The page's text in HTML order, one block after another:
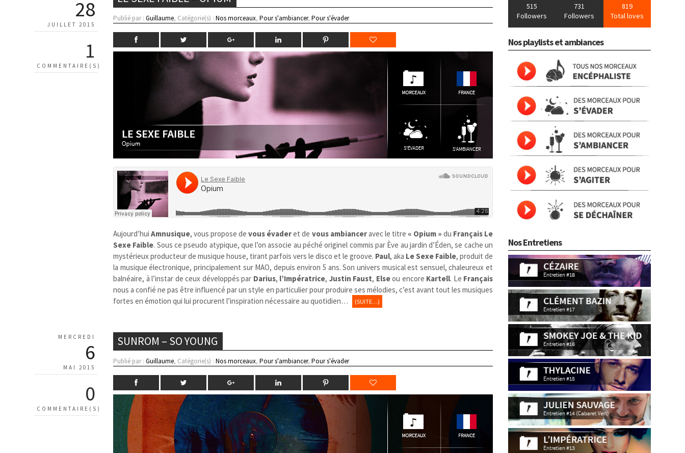
28
JUILLET 2015
1
COMMENTAIRE(S)
Publié par :Guillaume, Catégorie(s) :Nos morceaux,Pour s'ambiancer,Pour s'évader
Aujourd’huiAmnusique, vous propose devous évaderet de vous ambianceravec le titre « Opium » du Français Le
Sexe Faible. Sous ce pseudo atypique, que l’on associe au péché originel commis par Ève au jardin d’Éden, se cache un
mystérieux producteur de musique house, tirant parfois vers le disco et le groove. Paul, aka Le Sexe Faible, produit de
la musique électronique, principalement sur MAO, depuis environ 5 ans. Son univers musical est sensuel, chaleureux et
balnéaire, à l’instar de ceux développés par Darius, l’Impératrice, Justin Faust, Elseou encore Kartell. Le Français
nous a confié ne pas être influencé par un style en particulier pour produire ses mélodies, c’est avant tout les musiques
fortes en émotion qui lui procurent l’inspiration nécessaire au quotidien…
(SUITE…)
MERCREDI
6
MAI 2015
0
COMMENTAIRE(S)
SUNROM – SO YOUNG
Publié par :Guillaume, Catégorie(s) :Nos morceaux,Pour s'ambiancer,Pour s'évader
515
Followers
731
Followers
819
Total loves
Nos playlists et ambiances
Nos Entretiens